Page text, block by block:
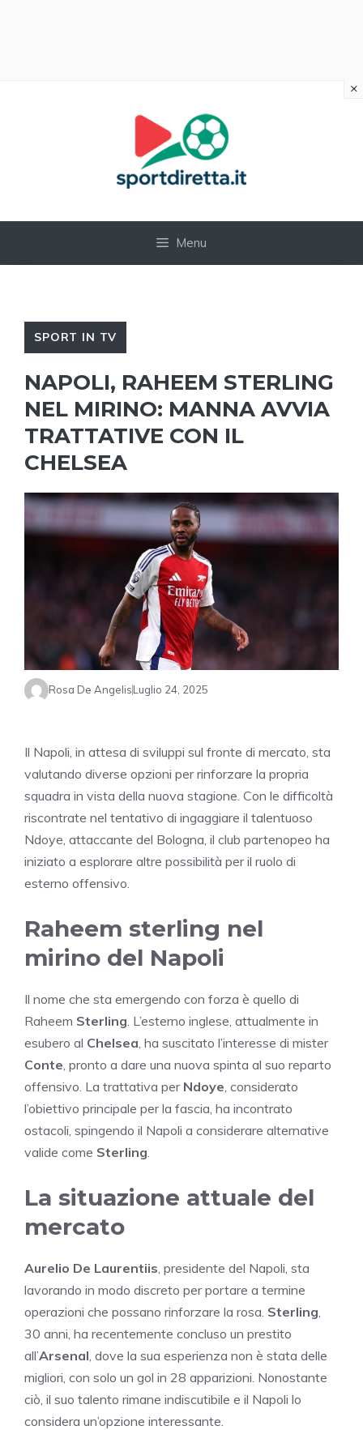
Menu
SPORT IN TV
NAPOLI, RAHEEM STERLING
NEL MIRINO: MANNA AVVIA
TRATTATIVE CON IL
CHELSEA
Rosa De AngelisLuglio 24, 2025
Il Napoli, in attesa di sviluppi sul fronte di mercato, sta
valutando diverse opzioni per rinforzare la propria
squadra in vista della nuova stagione. Con le difficoltà
riscontrate nel tentativo di ingaggiare il talentuoso
Ndoye, attaccante del Bologna, il club partenopeo ha
iniziato a esplorare altre possibilità per il ruolo di
esterno offensivo.
Raheem sterling nel
mirino del Napoli
Il nome che sta emergendo con forza è quello di
Raheem Sterling . L’esterno inglese, attualmente in
esubero al Chelsea , ha suscitato l’interesse di mister
Conte , pronto a dare una nuova spinta al suo reparto
offensivo. La trattativa per Ndoye , considerato
l’obiettivo principale per la fascia, ha incontrato
ostacoli, spingendo il Napoli a considerare alternative
valide come Sterling
La situazione attuale del
mercato
Aurelio De Laurentiis , presidente del Napoli, sta
lavorando in modo discreto per portare a termine
operazioni che possano rinforzare la rosa. Sterling
30 anni, ha recentemente concluso un prestito
all’Arsenal , dove la sua esperienza non è stata delle
migliori, con solo un gol in 28 apparizioni. Nonostante
ciò, il suo talento rimane indiscutibile e il Napoli lo
considera un’opzione interessante.
×